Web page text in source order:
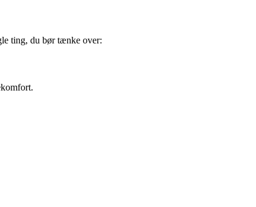
ting, du bør tænke over: